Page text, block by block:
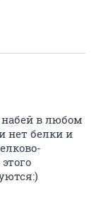
в любом
нет белки и